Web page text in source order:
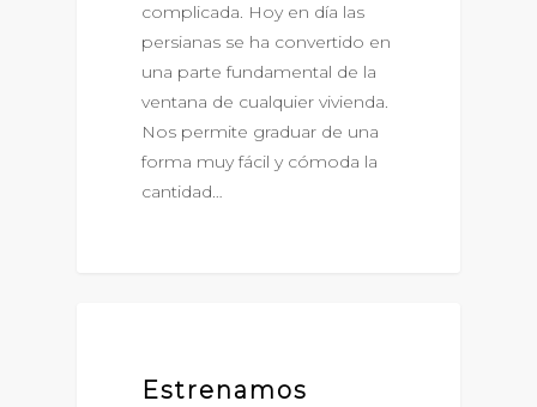
complicada. Hoy en día las
persianas se ha convertido en
una parte fundamental de la
ventana de cualquier vivienda.
Nos permite graduar de una
forma muy fácil y cómoda la
cantidad…
Estrenamos